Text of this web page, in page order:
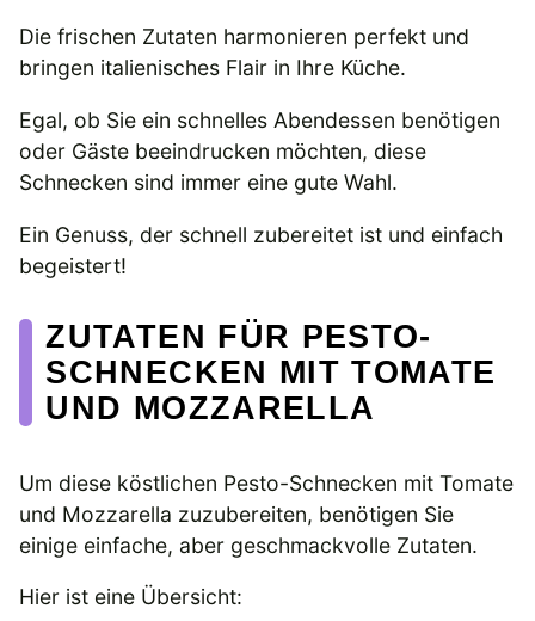
Die frischen Zutaten harmonieren perfekt und
bringen italienisches Flair in Ihre Küche.
Egal, ob Sie ein schnelles Abendessen benötigen
oder Gäste beeindrucken möchten, diese
Schnecken sind immer eine gute Wahl.
Ein Genuss, der schnell zubereitet ist und einfach
begeistert!
ZUTATEN FÜR PESTO-
SCHNECKEN MIT TOMATE
UND MOZZARELLA
Um diese köstlichen Pesto-Schnecken mit Tomate
und Mozzarella zuzubereiten, benötigen Sie
einige einfache, aber geschmackvolle Zutaten.
Hier ist eine Übersicht: